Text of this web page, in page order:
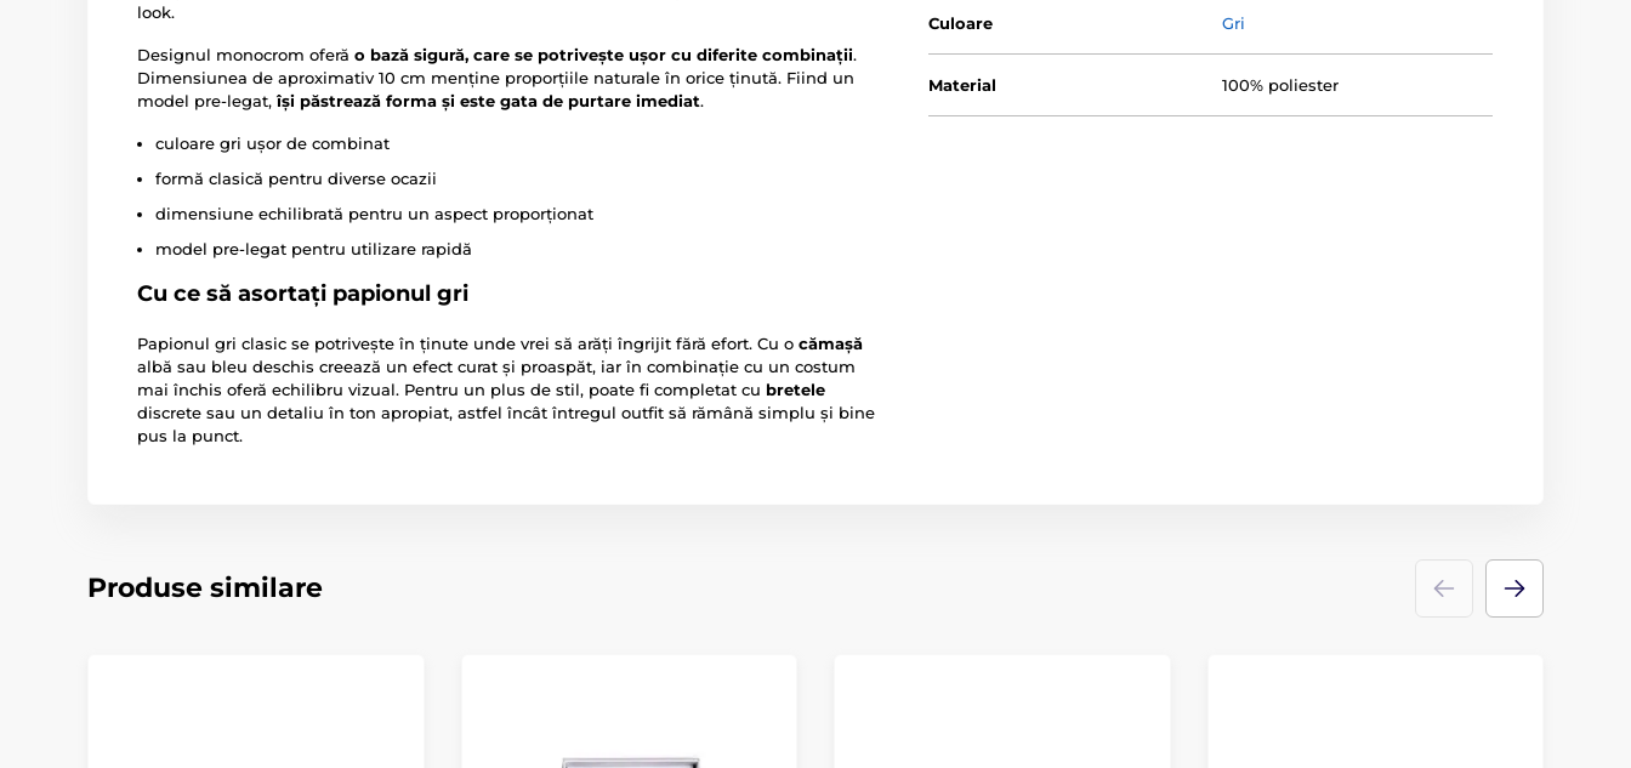
look.
Designul monocrom oferă o bază sigură, care se potrivește ușor cu diferite combinații.
Dimensiunea de aproximativ 10 cm menține proporțiile naturale în orice ținută. Fiind un
model pre-legat, își păstrează forma și este gata de purtare imediat.
culoare gri ușor de combinat
formă clasică pentru diverse ocazii
dimensiune echilibrată pentru un aspect proporționat
model pre-legat pentru utilizare rapidă
Cu ce să asortați papionul gri
Papionul gri clasic se potrivește în ținute unde vrei să arăți îngrijit fără efort. Cu o cămașă
albă sau bleu deschis creează un efect curat și proaspăt, iar în combinație cu un costum
mai închis oferă echilibru vizual. Pentru un plus de stil, poate fi completat cu bretele
discrete sau un detaliu în ton apropiat, astfel încât întregul outfit să rămână simplu și bine
pus la punct.
Culoare Gri
Material 100% poliester
Produse similare